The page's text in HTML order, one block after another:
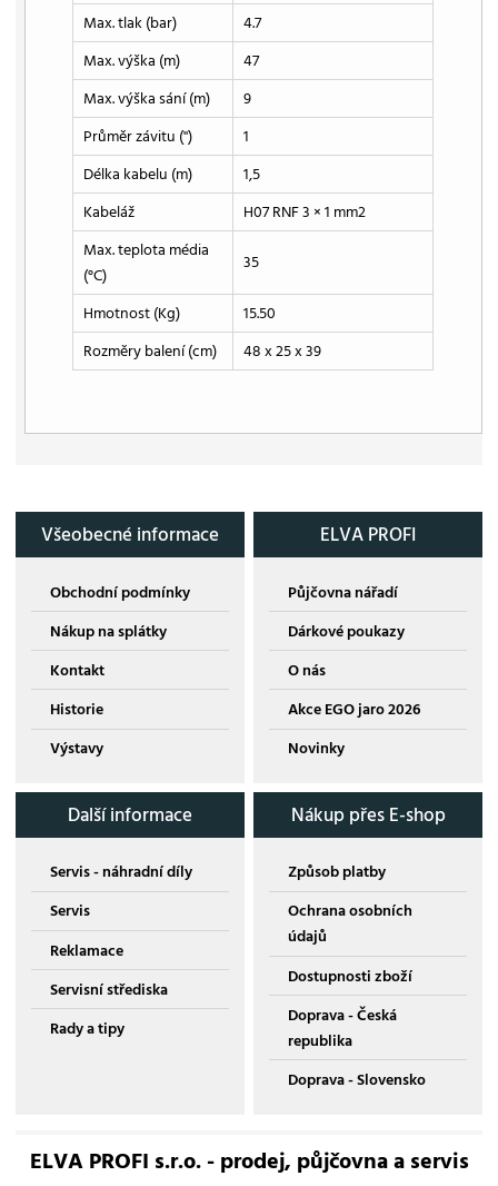
Max. tlak (bar)
4.7
Max. výška (m)
47
Max. výška sání (m)
9
Průměr závitu ('')
1
Délka kabelu (m)
1,5
Kabeláž
H07 RNF 3 × 1 mm2
Max. teplota média
(°C)
35
Hmotnost (Kg)
15.50
Rozměry balení (cm)
48 x 25 x 39
Všeobecné informace
Obchodní podmínky
Nákup na splátky
Kontakt
Historie
Výstavy
ELVA PROFI
Půjčovna nářadí
Dárkové poukazy
O nás
Akce EGO jaro 2026
Novinky
Další informace
Servis - náhradní díly
Servis
Reklamace
Servisní střediska
Rady a tipy
Nákup přes E-shop
Způsob platby
Ochrana osobních
údajů
Dostupnosti zboží
Doprava - Česká
republika
Doprava - Slovensko
ELVA PROFI s.r.o. - prodej, půjčovna a servis